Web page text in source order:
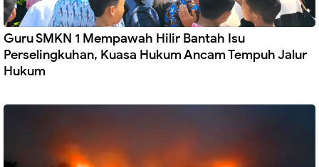
Guru SMKN 1 Mempawah Hilir Bantah Isu
Perselingkuhan, Kuasa Hukum Ancam Tempuh Jalur
Hukum